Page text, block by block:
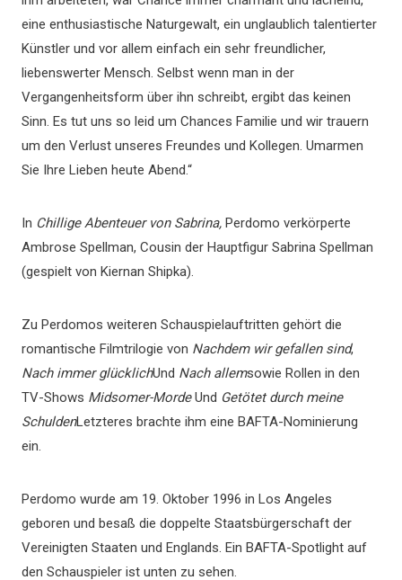
eine enthusiastische Naturgewalt, ein unglaublich talentierter
Künstler und vor allem einfach ein sehr freundlicher,
liebenswerter Mensch. Selbst wenn man in der
Vergangenheitsform über ihn schreibt, ergibt das keinen
Sinn. Es tut uns so leid um Chances Familie und wir trauern
um den Verlust unseres Freundes und Kollegen. Umarmen
Sie Ihre Lieben heute Abend.“
In Chillige Abenteuer von Sabrina, Perdomo verkörperte
Ambrose Spellman, Cousin der Hauptfigur Sabrina Spellman
(gespielt von Kiernan Shipka).
Zu Perdomos weiteren Schauspielauftritten gehört die
romantische Filmtrilogie von Nachdem wir gefallen sind,
Nach immer glücklichUnd Nach allemsowie Rollen in den
TV-Shows Midsomer-MordeUnd Getötet durch meine
SchuldenLetzteres brachte ihm eine BAFTA-Nominierung
ein.
Perdomo wurde am 19. Oktober 1996 in Los Angeles
geboren und besaß die doppelte Staatsbürgerschaft der
Vereinigten Staaten und Englands. Ein BAFTA-Spotlight auf
den Schauspieler ist unten zu sehen.